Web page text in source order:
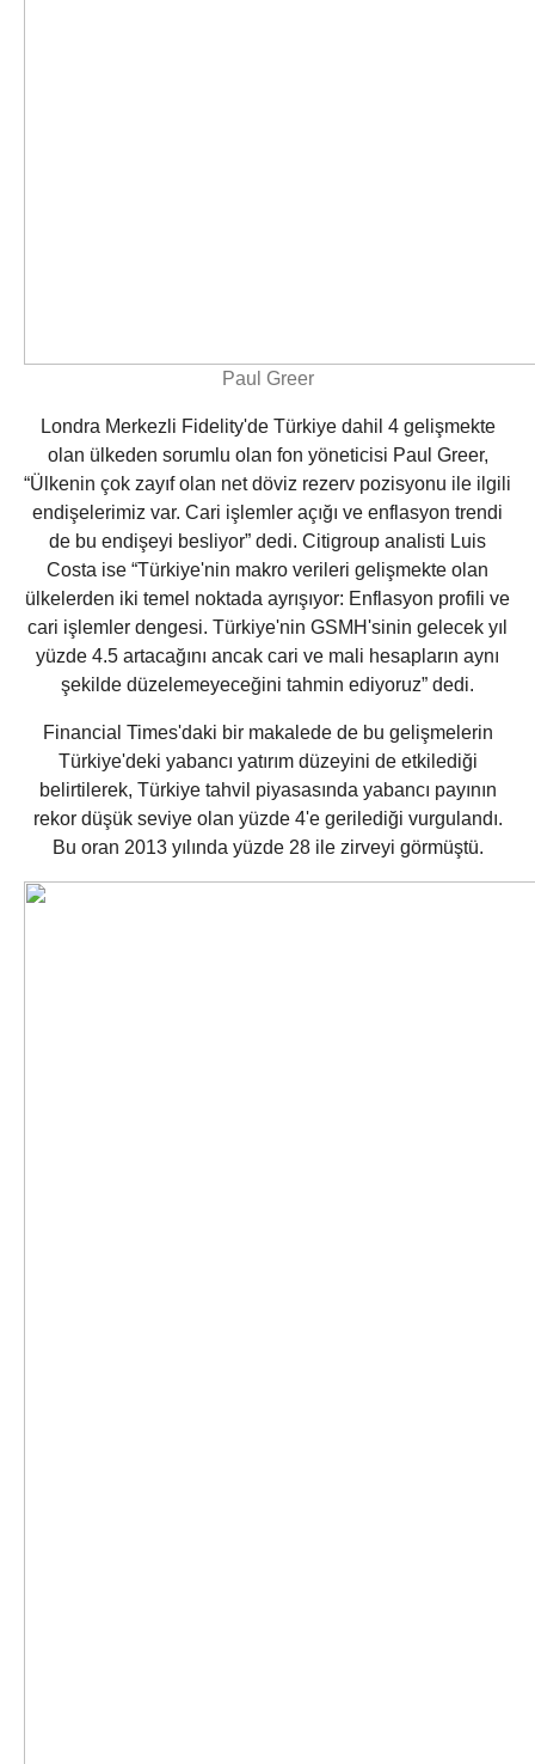
Paul Greer
Londra Merkezli Fidelity'de Türkiye dahil 4 gelişmekte
olan ülkeden sorumlu olan fon yöneticisi Paul Greer,
“Ülkenin çok zayıf olan net döviz rezerv pozisyonu ile ilgili
endişelerimiz var. Cari işlemler açığı ve enflasyon trendi
de bu endişeyi besliyor” dedi. Citigroup analisti Luis
Costa ise “Türkiye'nin makro verileri gelişmekte olan
ülkelerden iki temel noktada ayrışıyor: Enflasyon profili ve
cari işlemler dengesi. Türkiye'nin GSMH'sinin gelecek yıl
yüzde 4.5 artacağını ancak cari ve mali hesapların aynı
şekilde düzelemeyeceğini tahmin ediyoruz” dedi.
Financial Times'daki bir makalede de bu gelişmelerin
Türkiye'deki yabancı yatırım düzeyini de etkilediği
belirtilerek, Türkiye tahvil piyasasında yabancı payının
rekor düşük seviye olan yüzde 4'e gerilediği vurgulandı.
Bu oran 2013 yılında yüzde 28 ile zirveyi görmüştü.